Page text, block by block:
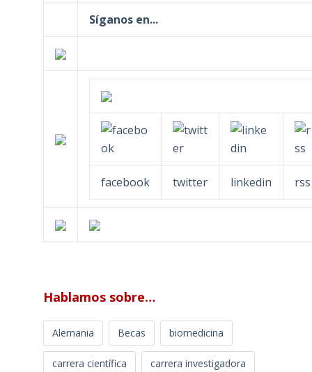
Síganos en...
facebook twitter linkedin rss
Hablamos sobre…
Alemania Becas biomedicina
carrera científica carrera investigadora